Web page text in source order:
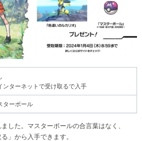
ンターネットで受け取るで入手
ターボール
した。マスターボールの合言葉はなく、
」から入手できます。